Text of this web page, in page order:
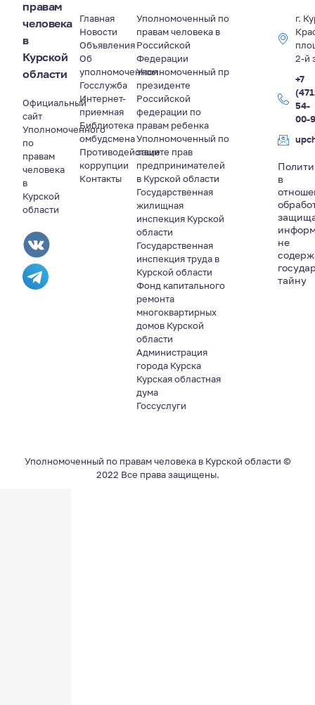
правам
человека
в
Курской
области
Официальный
сайт
Уполномоченного
по
правам
человека
в
Курской
области
Главная
Новости
Объявления
Об
уполномоченном
Госслужба
Интернет-
приемная
Библиотека
омбудсмена
Противодействие
коррупции
Контакты
Уполномоченный по
правам человека в
Российской
Федерации
Уполномоченный пр
президенте
Российской
федерации по
правам ребенка
Уполномоченный по
защите прав
предпринимателей
в Курской области
Государственная
жилищная
инспекция Курской
области
Государственная
инспекция труда в
Курской области
Фонд капитального
ремонта
многоквартирных
домов Курской
области
Администрация
города Курска
Курская областная
дума
Госсуслуги
г.
2-й
+7
54-
00-
в
не
тайну
Уполномоченный по правам человека в Курской области ©
2022 Все права защищены.